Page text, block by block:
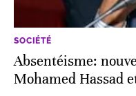
SOCIÉTÉ
Absentéisme:
Mohamed Hassad